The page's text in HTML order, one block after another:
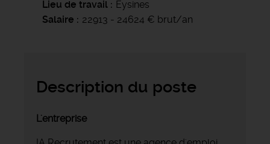
Lieu de travail
Eysines
Salaire
22913 - 24624 € brut/an
Description du poste
L'entreprise